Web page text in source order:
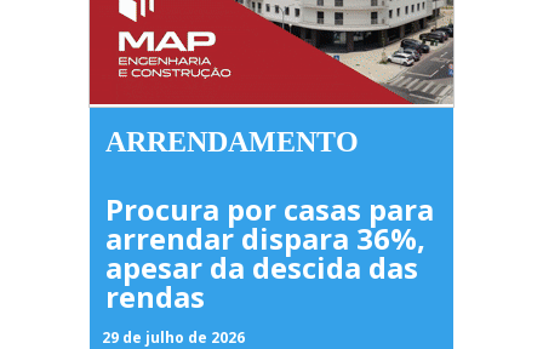
ARRENDAMENTO
Procura por casas para
arrendar dispara 36%,
apesar da descida das
rendas
29 de julho de 2026